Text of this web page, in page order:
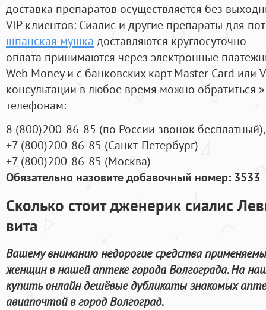
доставка препаратов осуществляется без
VIP клиентов: Сиалис и другие препараты для
шпанская мушка доставляются круглосуточно
оплата принимаются через электронные
Web Money и с банковских карт Master Card или
консультации в любое время можно обратиться
телефонам:
8 (800)200-86-85 (по России звонок бесплатный),
+7 (800)200-86-85 (Санкт-Петербург)
+7 (800)200-86-85 (Москва)
Обязательно назовите добавочный номер: 3533
Сколько стоит дженерик сиалис
вита
Вашему вниманию недорогие средства
женщин в нашей аптеке города Волгограда. На
купить онлайн дешёвые дубликаты знакомых
авиапочтой в город Волгоград.